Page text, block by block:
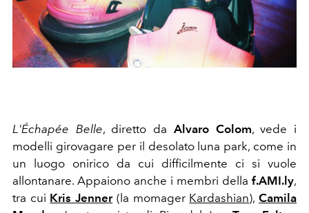
L'Échapée Belle, diretto da Alvaro Colom, vede i
modelli girovagare per il desolato luna park, come in
un luogo onirico da cui difficilmente ci si vuole
allontanare. Appaiono anche i membri della f.AMI.ly,
tra cui Kris Jenner(la momager Kardashian),Camila